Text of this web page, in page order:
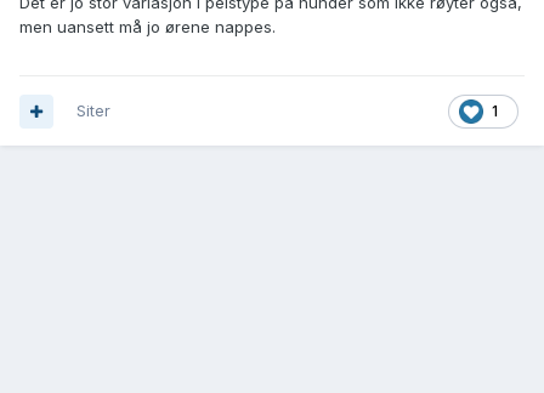
men uansett må jo ørene nappes.
1
Siter